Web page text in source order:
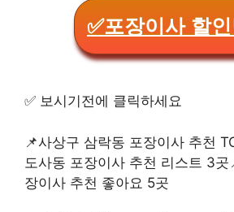
✅포장이사 할
✅️ 보시기전에 클릭하세요
📌사상구 삼락동 포장이사 추천
도사동 포장이사 추천 리스트 3곳
장이사 추천 좋아요 5곳